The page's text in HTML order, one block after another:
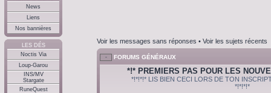
News
Liens
Nos bannières
LES DÉS
Noctis Via
Loup-Garou
INS/MV
Stargate
RuneQuest
Voir les messages sans réponses • Voir les sujets récents
FORUMS GÉNÉRAUX
*!* PREMIERS PAS POUR LES
*!*!*!* LIS BIEN CECI LORS DE TON
*!*!*!*